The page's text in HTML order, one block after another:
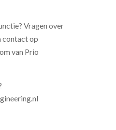
Vragen over
contact op
van Prio